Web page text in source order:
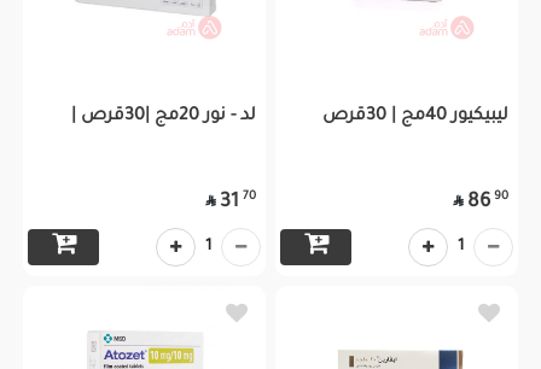
ليبيكيور 40مج | 30قرص
90
86

1
لد - نور 20مج |30قرص |
70
31

1